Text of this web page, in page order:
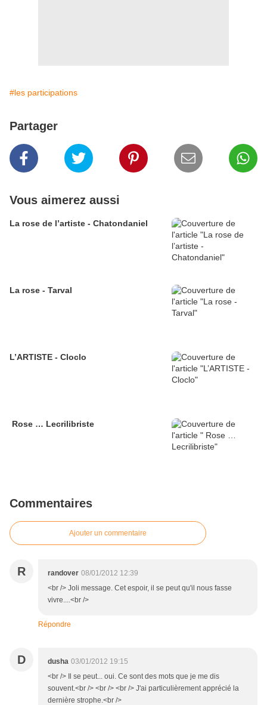
#les participations
Partager
Vous aimerez aussi
La rose de l’artiste - Chatondaniel
La rose - Tarval
L’ARTISTE - Cloclo
Rose … Lecrilibriste
Commentaires
Ajouter un commentaire
R randover 08/01/2012 12:39
<br /> Joli message. Cet espoir, il se peut qu'il nous fasse
vivre....<br />
Répondre
D dusha 03/01/2012 19:15
<br /> Il se peut... oui. Ce sont des mots que je me dis
souvent.<br /> <br /> <br /> J'ai particulièrement apprécié la
dernière strophe.<br />